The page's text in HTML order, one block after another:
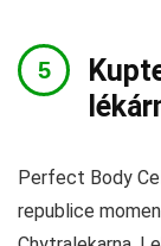
Perfect Body
republice